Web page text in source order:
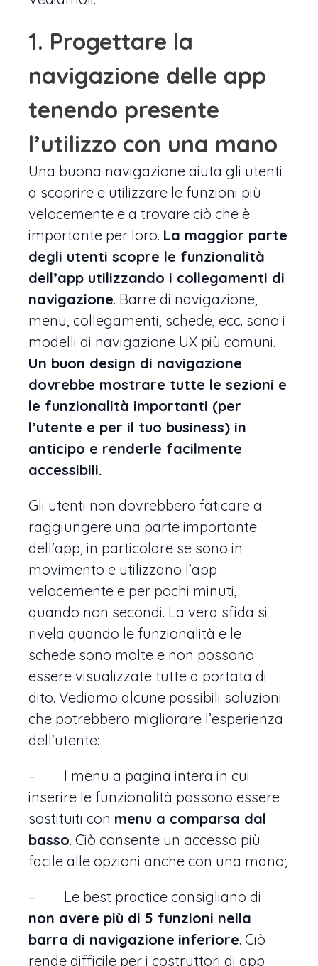
1. Progettare la
navigazione delle app
tenendo presente
l’utilizzo con una mano
Una buona navigazione aiuta gli utenti
a scoprire e utilizzare le funzioni più
velocemente e a trovare ciò che è
importante per loro. La maggior parte
degli utenti scopre le funzionalità
dell’app utilizzando i collegamenti di
navigazione. Barre di navigazione,
menu, collegamenti, schede, ecc. sono i
modelli di navigazione UX più comuni.
Un buon design di navigazione
dovrebbe mostrare tutte le sezioni e
le funzionalità importanti (per
l’utente e per il tuo business) in
anticipo e renderle facilmente
accessibili.
Gli utenti non dovrebbero faticare a
raggiungere una parte importante
dell’app, in particolare se sono in
movimento e utilizzano l’app
velocemente e per pochi minuti,
quando non secondi. La vera sfida si
rivela quando le funzionalità e le
schede sono molte e non possono
essere visualizzate tutte a portata di
dito. Vediamo alcune possibili soluzioni
che potrebbero migliorare l’esperienza
dell’utente:
– I menu a pagina intera in cui
inserire le funzionalità possono essere
sostituiti con menu a comparsa dal
basso. Ciò consente un accesso più
facile alle opzioni anche con una mano;
– Le best practice consigliano di
non avere più di 5 funzioni nella
barra di navigazione inferiore. Ciò
rende difficile per i costruttori di app